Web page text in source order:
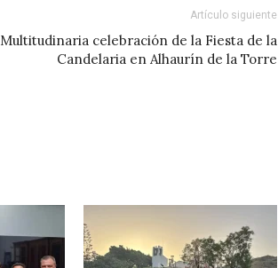
Artículo siguiente
Multitudinaria celebración de la Fiesta de la
Candelaria en Alhaurín de la Torre